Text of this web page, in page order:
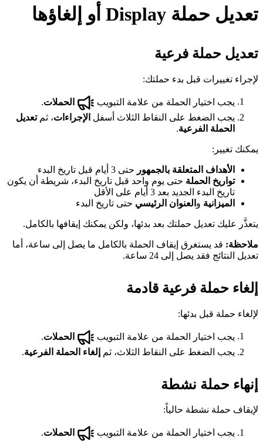
تعديل حملة Display أو إلغاؤها
تعديل حملة فرعية
لإجراء تغييرات قبل بدء حملتك:
يجب اختيار الحملة من علامة التبويب الحملات.
يجب الضغط على النقاط الثلاث أسفل الإجراءات، ثمتعديل
الحملة الفرعية.
يمكنك تغيير:
الأهداف المتعلقة بالجمهور حتى 3 أيام قبل تاريخ البدء
تواريخ الحملة حتى يوم واحد قبل تاريخ البدء، شريطة أن يكون
تاريخ البدء الجديد بعد 3 أيام على الأقل
الميزانية و العنوان الرئيسي حتى تاريخ البدء
يتعذَّر عليك تعديل حملتك بعد بدئها، ولكن يمكنك إيقافها بالكامل.
ملاحظة: قد يستغرق إيقاف الحملة بالكامل ما يصل إلى ساعة، أما
تعديل النتائج فقد يصل إلى 24 ساعة.
إلغاء حملة فرعية قادمة
لإلغاء حملة قبل بدئها:
يجب اختيار الحملة من علامة التبويب الحملات
يجب الضغط على النقاط الثلاث، ثم
إلغاء الحملة الفرعية.
إنهاء حملة نشطة
لإيقاف حملة نشطة حالياً:
يجب اختيار الحملة من علامة التبويب الحملات.